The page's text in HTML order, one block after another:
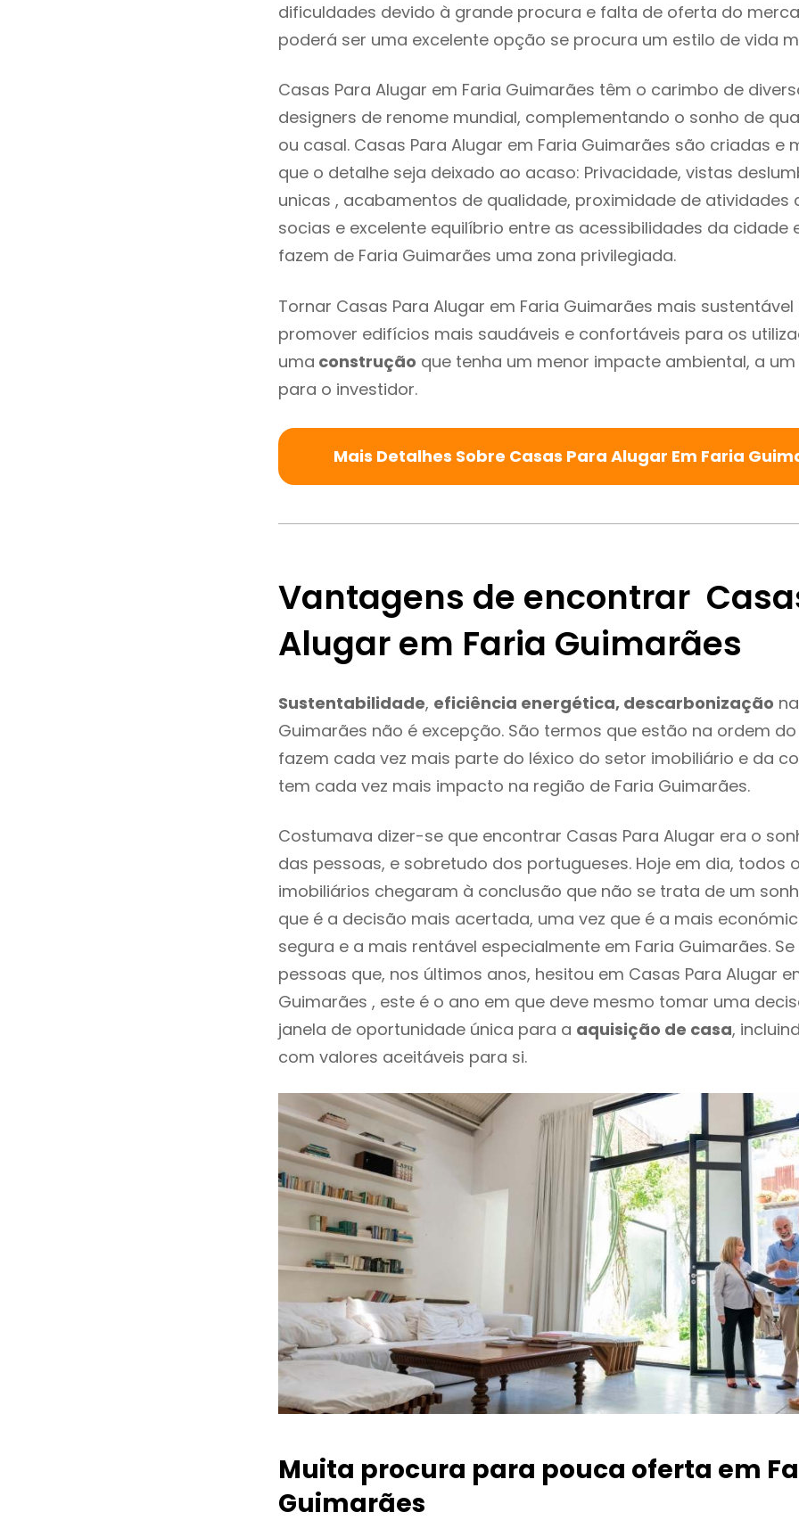
dificuldades devido à grande procura e falta de oferta do
poderá ser uma excelente opção se procura um estilo de vida
Casas Para Alugar em Faria Guimarães têm o carimbo de
designers de renome mundial, complementando o sonho de
ou casal. Casas Para Alugar em Faria Guimarães são criadas e
que o detalhe seja deixado ao acaso: Privacidade, vistas
unicas , acabamentos de qualidade, proximidade de atividades
socias e excelente equilíbrio entre as acessibilidades da cidade
fazem de Faria Guimarães uma zona privilegiada.
Tornar Casas Para Alugar em Faria Guimarães mais
promover edifícios mais saudáveis e confortáveis para os
uma construção que tenha um menor impacte ambiental, a
para o investidor.
Mais Detalhes Sobre Casas Para Alugar Em Faria
Vantagens de encontrar
Alugar em Faria Guimarães
Sustentabilidade, eficiência energética, descarbonização
Guimarães não é excepção. São termos que estão na ordem
fazem cada vez mais parte do léxico do setor imobiliário e da
tem cada vez mais impacto na região de Faria Guimarães.
Costumava dizer-se que encontrar Casas Para Alugar era o
das pessoas, e sobretudo dos portugueses. Hoje em dia, todos
imobiliários chegaram à conclusão que não se trata de um
que é a decisão mais acertada, uma vez que é a mais
segura e a mais rentável especialmente em Faria Guimarães.
pessoas que, nos últimos anos, hesitou em Casas Para Alugar
Guimarães , este é o ano em que deve mesmo tomar uma
janela de oportunidade única para a aquisição de casa,
com valores aceitáveis para si.
Muita procura para pouca oferta em
Guimarães